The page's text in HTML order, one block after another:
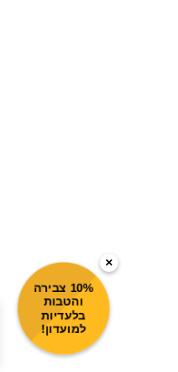
×
10% צבירה
והטבות
בלעדיות
למועדון!